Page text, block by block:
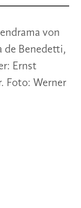
von
de Benedetti,
Ernst
Foto: Werner